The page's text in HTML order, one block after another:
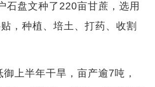
石盘文种了220亩甘蔗，选用
，种植、培土、打药、收割
上半年干旱，亩产逾7吨，